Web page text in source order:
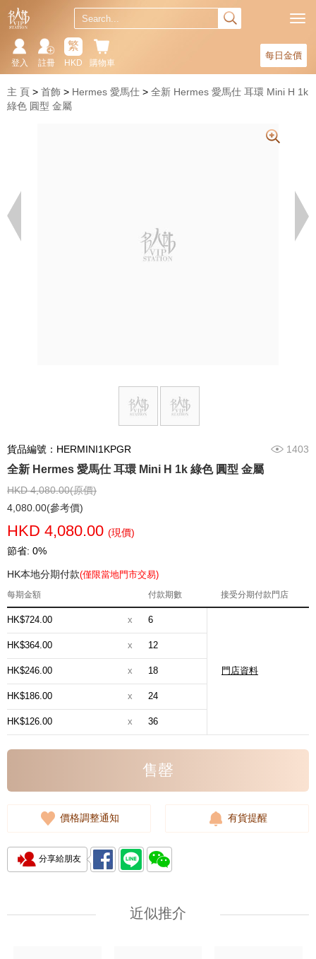
每日金價
購物車
繁
HKD
註冊
登入
主 頁 首飾 Hermes 愛馬仕
全新 Hermes 愛馬仕 耳環 Mini H 1k
綠色 圓型 金屬
貨品編號：HERMINI1KPGR 1403
全新 Hermes 愛馬仕 耳環 Mini H 1k 綠色 圓型 金屬
HKD 4,080.00(原價)
4,080.00(參考價)
HKD 4,080.00 (現價)
節省: 0%
HK本地分期付款(僅限當地門市交易)
每期金額 付款期數 接受分期付款門店
HK$724.00 x 6
門店資料
HK$364.00 x 12
HK$246.00 x 18
HK$186.00 x 24
HK$126.00 x 36
售罄
價格調整通知 有貨提醒
分享給朋友
近似推介